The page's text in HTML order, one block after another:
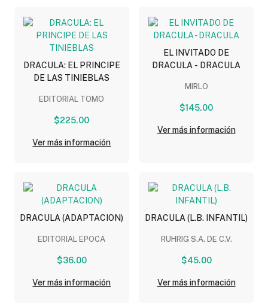
DRACULA: EL PRINCIPE
DE LAS TINIEBLAS
EDITORIAL TOMO
$225.00
Ver más información
EL INVITADO DE
DRACULA - DRACULA
MIRLO
$145.00
Ver más información
DRACULA (ADAPTACION)
EDITORIAL EPOCA
$36.00
Ver más información
DRACULA (L.B. INFANTIL)
RUHRIG S.A. DE C.V.
$45.00
Ver más información